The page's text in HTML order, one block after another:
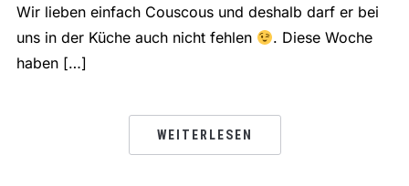
Wir lieben einfach Couscous und deshalb darf er bei
uns in der Küche auch nicht fehlen
. Diese Woche
haben […]
WEITERLESEN